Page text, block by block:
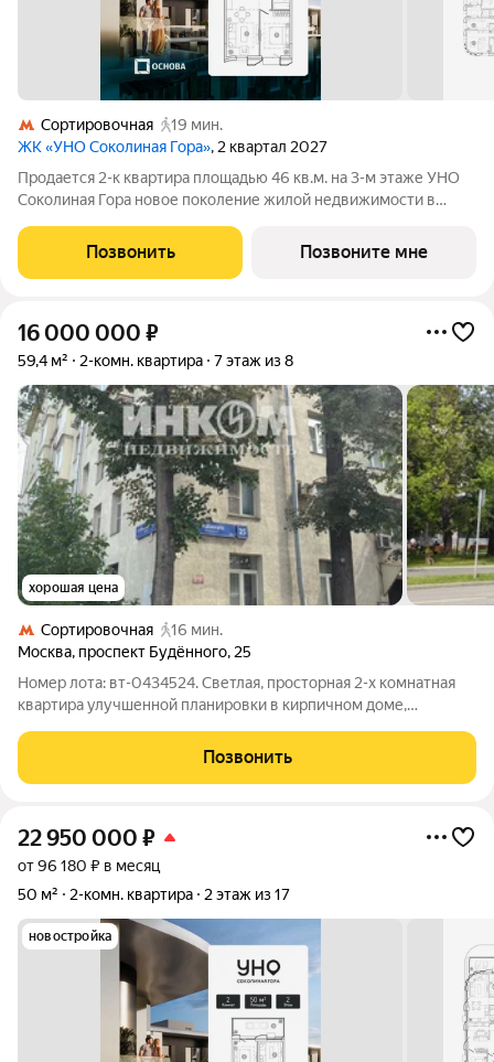
Сортировочная
19 мин.
ЖК «УНО Соколиная Гора», 2 квартал 2027
Продается 2-к квартира площадью 46 кв.м. на 3-м этаже УНО
Соколиная Гора новое поколение жилой недвижимости в
от Измайловского парка. Динамичная и современная
архитектура формирует доминанту
Позвонить Позвоните мне
16 000 000 ₽
59,4 м² 2-комн. квартира 7 этаж из 8
хорошая цена
Сортировочная
16 мин.
Москва, проспект Будённого, 25
Номер лота: вт-0434524. Светлая, просторная 2-х комнатная
квартира улучшенной планировки в кирпичном доме,
квартире начаты ремонтные работы. Высокие потолки.
Функциональная планировка : просторный
Позвонить
22 950 000 ₽
от 96 180 ₽ в месяц
50 м²
2-комн. квартира 2 этаж из 17
новостройка